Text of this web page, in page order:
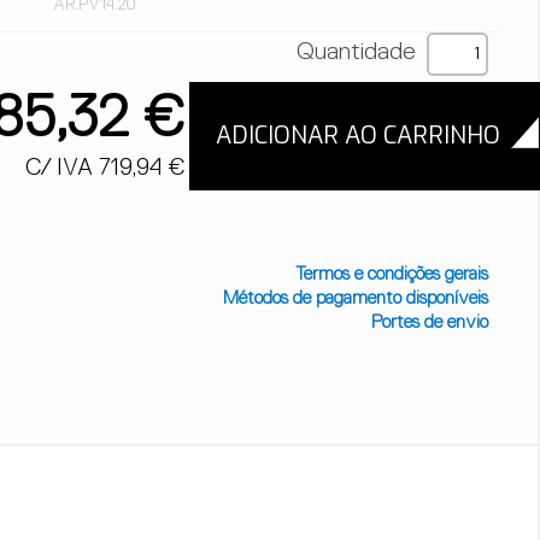
AR.PV14.20
€
C/ IVA 719,94 €
Quantidade
Termos e condições gerais
Métodos de pagamento disponíveis
Portes de envio